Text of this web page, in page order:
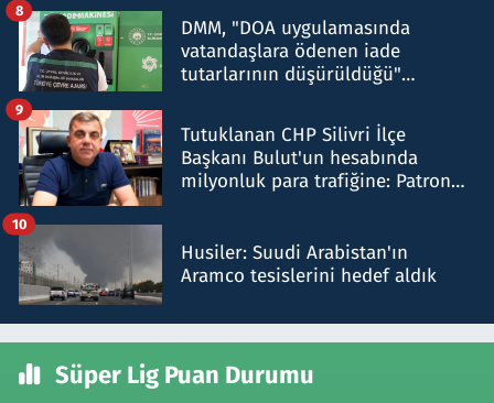
DMM, "DOA uygulamasında
vatandaşlara ödenen iade
tutarlarının düşürüldüğü"
8
Tutuklanan CHP Silivri İlçe
Başkanı Bulut'un hesabında
milyonluk para trafiğine: Patron
9
Husiler: Suudi Arabistan'ın
Aramco tesislerini hedef aldık
10
Süper Lig Puan Durumu